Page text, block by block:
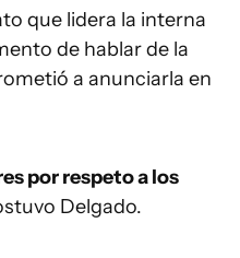
que lidera la interna
de hablar de la
a anunciarla en
por respeto a los
Delgado.